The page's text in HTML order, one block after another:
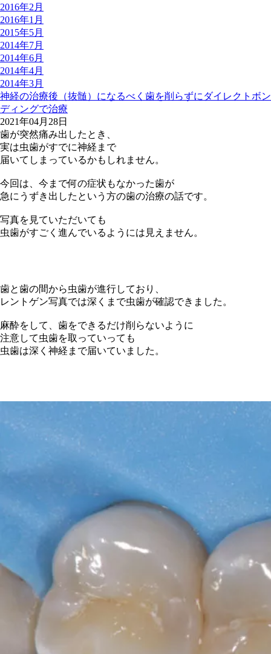
2016年2月
2016年1月
2015年5月
2014年7月
2014年6月
2014年4月
2014年3月
神経の治療後（抜髄）になるべく歯を削らずにダイレクトボン
ディングで治療
2021年04月28日
歯が突然痛み出したとき、
実は虫歯がすでに神経まで
届いてしまっているかもしれません。
今回は、今まで何の症状もなかった歯が
急にうずき出したという方の歯の治療の話です。
写真を見ていただいても
虫歯がすごく進んでいるようには見えません。
歯と歯の間から虫歯が進行しており、
レントゲン写真では深くまで虫歯が確認できました。
麻酔をして、歯をできるだけ削らないように
注意して虫歯を取っていっても
虫歯は深く神経まで届いていました。